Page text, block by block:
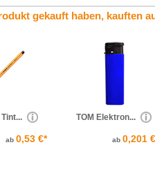
gekauft haben, kauften
ab 0,53 €*
TOM Elektron...
ab 0,201